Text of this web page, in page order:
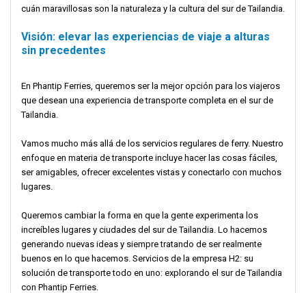
cuán maravillosas son la naturaleza y la cultura del sur de Tailandia.
Visión: elevar las experiencias de viaje a alturas
sin precedentes
En Phantip Ferries, queremos ser la mejor opción para los viajeros
que desean una experiencia de transporte completa en el sur de
Tailandia.
Vamos mucho más allá de los servicios regulares de ferry. Nuestro
enfoque en materia de transporte incluye hacer las cosas fáciles,
ser amigables, ofrecer excelentes vistas y conectarlo con muchos
lugares.
Queremos cambiar la forma en que la gente experimenta los
increíbles lugares y ciudades del sur de Tailandia. Lo hacemos
generando nuevas ideas y siempre tratando de ser realmente
buenos en lo que hacemos. Servicios de la empresa H2: su
solución de transporte todo en uno: explorando el sur de Tailandia
con Phantip Ferries.